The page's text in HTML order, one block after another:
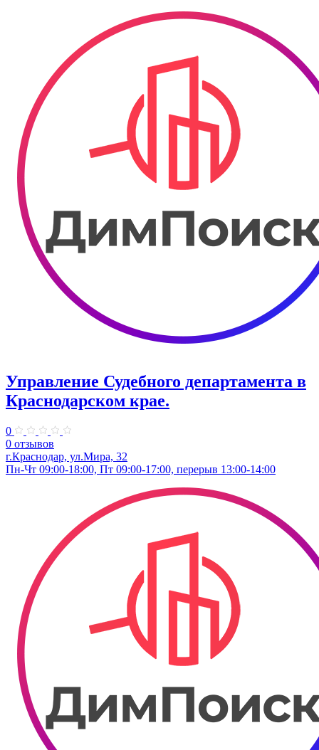
Управление Судебного департамента в
Краснодарском крае.
0
0 отзывов
г.Краснодар, ул.​Мира, 32
Пн-Чт 09:00-18:00, Пт 09:00-17:00, перерыв 13:00-14:00